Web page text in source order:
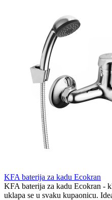
KFA baterija za kadu Ecokran
KFA baterija za kadu Ecokran -
uklapa se u svaku kupaonicu.